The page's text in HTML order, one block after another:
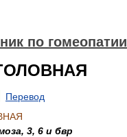
по гомеопатии
Перевод
3, 6 и бвр